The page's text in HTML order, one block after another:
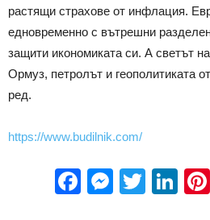
растящи страхове от инфлация.
едновременно с вътрешни
защити икономиката си. А светът
Ормуз, петролът и геополитиката
ред.
https://www.budilnik.com/
Facebook